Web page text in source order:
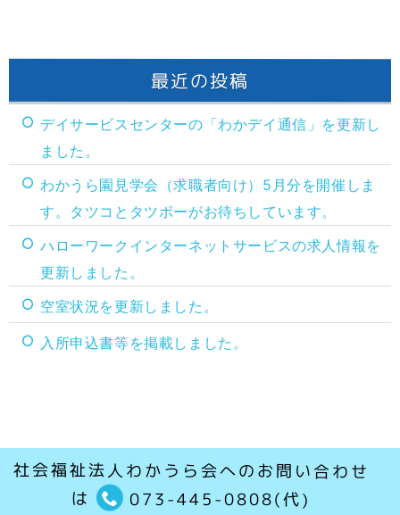
最近の投稿
デイサービスセンターの「わかデイ通信」を更新し
ました。
わかうら園見学会（求職者向け）5月分を開催しま
す。タツコとタツボーがお待ちしています。
ハローワークインターネットサービスの求人情報を
更新しました。
空室状況を更新しました。
入所申込書等を掲載しました。
社会福祉法人わかうら会へのお問い合わせ
は 073-445-0808(代)